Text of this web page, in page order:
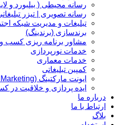
رسانه محیطی ( بیلبورد و
رسانه تصویری | تیزر
تبلیغات و مدیریت شبکه
برندسازی (برندینگ)‌
مشاور برنامه ریزی کسب و
خدمات نورپردازی
خدمات معماری
کمپین تبلیغاتی
ایونت مارکتینگ (Event Marketing)
ایده پردازی و خلاقیت در
درباره ما
ارتباط با ما
بلاگ